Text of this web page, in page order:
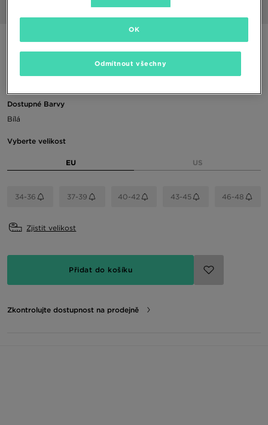
ADIDAS 3 PACK INVISIBLE SOCKS
150 Kč
Dostupné Barvy
Bílá
Vyberte velikost
EU US
34-36 37-39 40-42 43-45 46-48
Zjistit velikost
Přidat do košíku
Zkontrolujte dostupnost na prodejně
Odmítnout všechny
OK